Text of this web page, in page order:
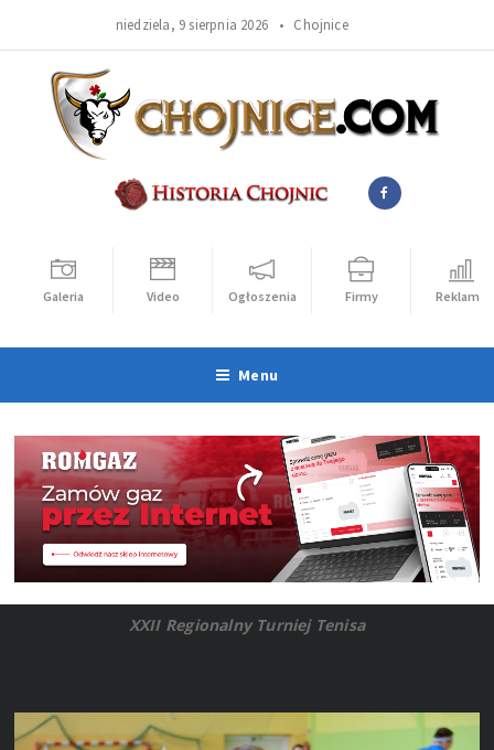
niedziela, 9 sierpnia 2026 • Chojnice
Galeria Video Ogłoszenia Firmy Reklama
Menu
XXII Regionalny Turniej Tenisa